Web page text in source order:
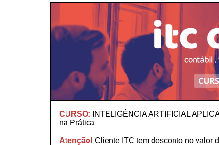
CURSO:
INTELIGÊNCIA ARTIFICIAL
na Prática
Atenção! Cliente ITC tem desconto no valor